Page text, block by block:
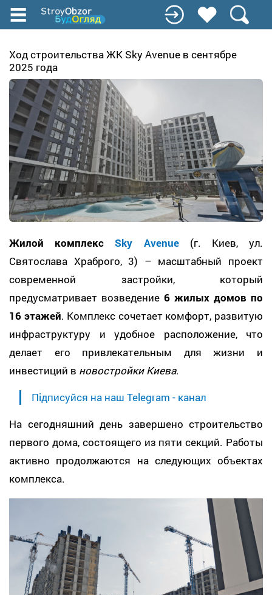
Перейти
содержанию
Ход строительства ЖК Sky Avenue в сентябре
2025 года
Жилой комплексSky Avenue(г. Киев, ул.
Святослава Храброго, 3) – масштабный проект
современной застройки, который
предусматривает возведение 6 жилых домов по
16 этажей. Комплекс сочетает комфорт, развитую
инфраструктуру и удобное расположение, что
делает его привлекательным для жизни и
инвестиций в новостройки Киева.
Підписуйся на наш Telegram - канал
На сегодняшний день завершено строительство
первого дома, состоящего из пяти секций. Работы
активно продолжаются на следующих объектах
комплекса.